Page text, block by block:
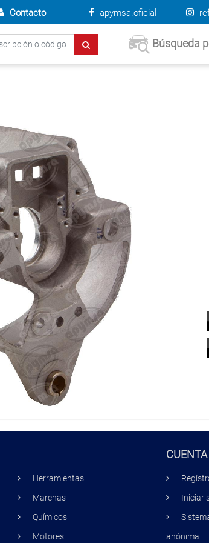
Contacto apymsa.oficial
Búsqueda
Herramientas
Marchas
Químicos
Motores
CUENTA
Iniciar
anónima